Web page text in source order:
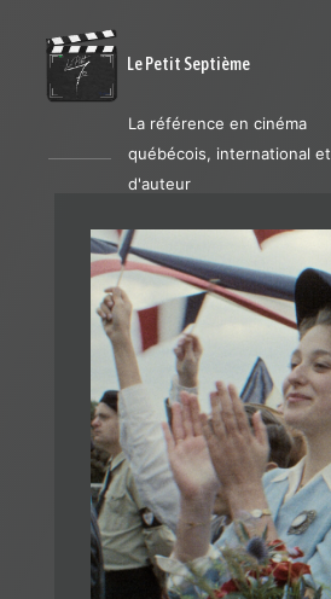
Le Petit Septième
La référence en cinéma
québécois, international et
d'auteur